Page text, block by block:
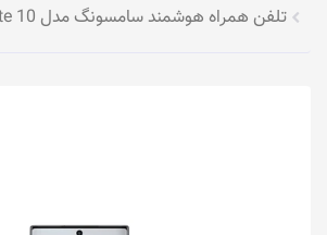
تلفن همراه هوشمند سامسونگ مدل Galaxy Note 10